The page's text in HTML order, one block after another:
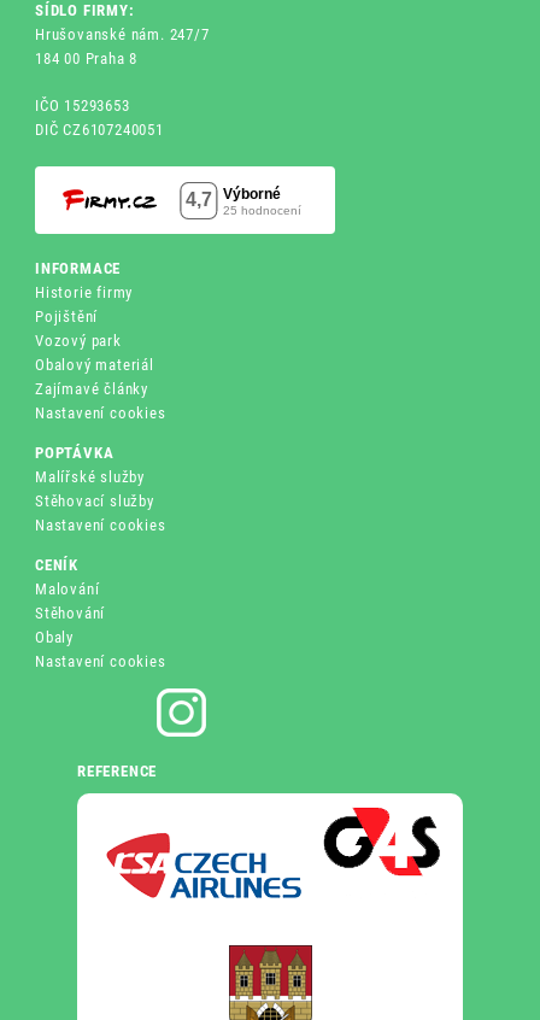
SÍDLO FIRMY:
Hrušovanské nám. 247/7
184 00 Praha 8
IČO 15293653
DIČ CZ6107240051
INFORMACE
Historie firmy
Pojištění
Vozový park
Obalový materiál
Zajímavé články
Nastavení cookies
POPTÁVKA
Malířské služby
Stěhovací služby
Nastavení cookies
CENÍK
Malování
Stěhování
Obaly
Nastavení cookies
REFERENCE